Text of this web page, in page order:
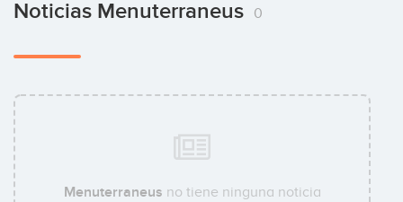
Noticias Menuterraneus 0
Menuterraneus no tiene ninguna noticia